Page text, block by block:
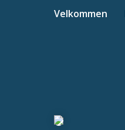
Velkommen